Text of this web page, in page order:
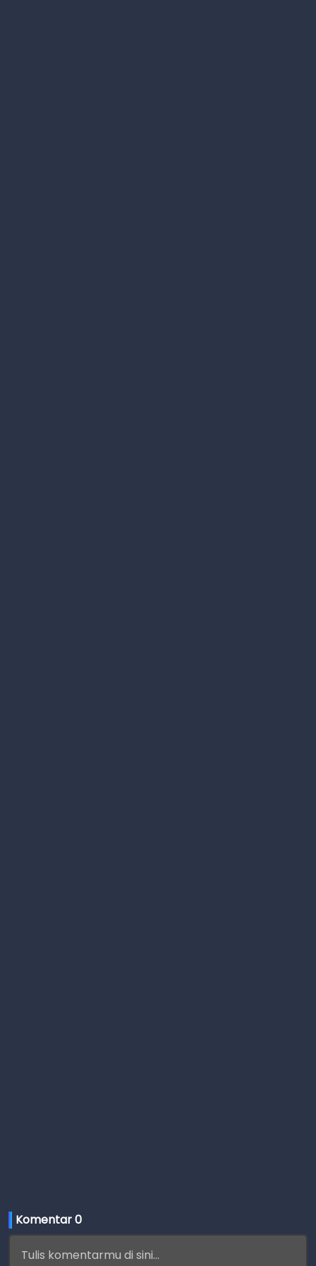
Komentar 0